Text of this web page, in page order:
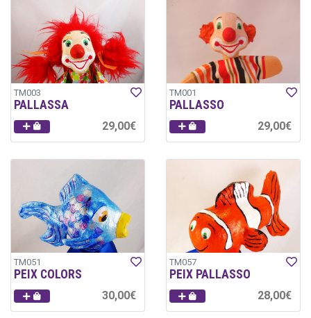
TM003
PALLASSA
29,00€
TM001
PALLASSO
29,00€
TM051
PEIX COLORS
30,00€
TM057
PEIX PALLASSO
28,00€